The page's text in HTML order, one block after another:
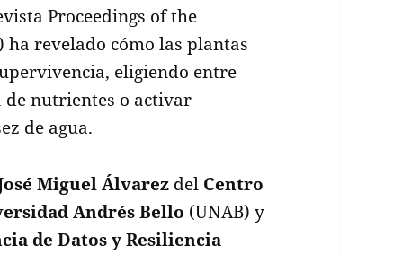
Proceedings of the
ha revelado cómo las plantas
eligiendo entre
nutrientes o activar
de agua.
Miguel Álvarez del Centro
Andrés Bello (UNAB) y
de Datos y Resiliencia